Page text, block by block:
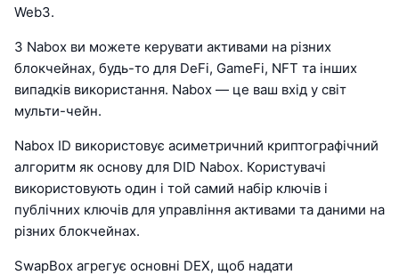
Web3.
З Nabox ви можете керувати активами на різних
блокчейнах, будь-то для DeFi, GameFi, NFT та інших
випадків використання. Nabox — це ваш вхід у світ
мульти-чейн.
Nabox ID використовує асиметричний криптографічний
алгоритм як основу для DID Nabox. Користувачі
використовують один і той самий набір ключів і
публічних ключів для управління активами та даними на
різних блокчейнах.
SwapBox агрегує основні DEX, щоб надати